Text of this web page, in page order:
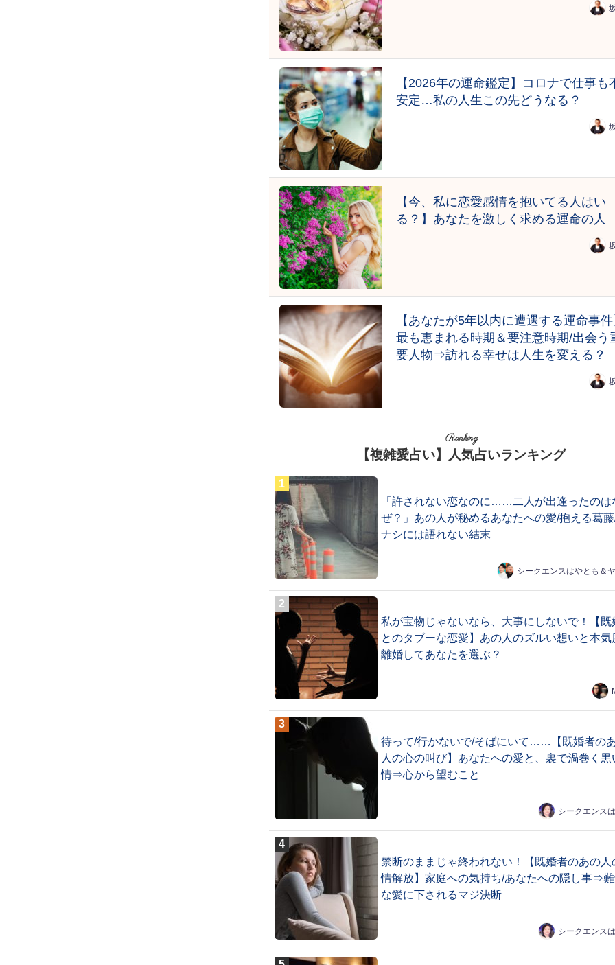
【2026年の運命鑑定】コロナで仕事も
安定…私の人生この先どうなる？
【今、私に恋愛感情を抱いてる人はい
る？】あなたを激しく求める運命の人
【あなたが5年以内に遭遇する運命事
最も恵まれる時期＆要注意時期/出会う
要人物⇒訪れる幸せは人生を変える？
Ranking
【複雑愛占い】人気占いランキング
「許されない恋なのに……二人が出逢ったのは
ぜ？」あの人が秘めるあなたへの愛/抱える葛
ナシには語れない結末
シークエンスはやとも＆
私が宝物じゃないなら、大事にしないで！【既
とのタブーな恋愛】あの人のズルい想いと本
離婚してあなたを選ぶ？
待って/行かないで/そばにいて……【既婚者の
人の心の叫び】あなたへの愛と、裏で渦巻く黒
情⇒心から望むこと
シークエンス
禁断のままじゃ終われない！【既婚者のあの人
情解放】家庭への気持ち/あなたへの隠し事⇒
な愛に下されるマジ決断
シークエンス